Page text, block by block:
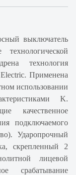
технология
Применена
использовании
K.
качественное
подключаемого
Ударопрочный
скрепленный 2
лицевой